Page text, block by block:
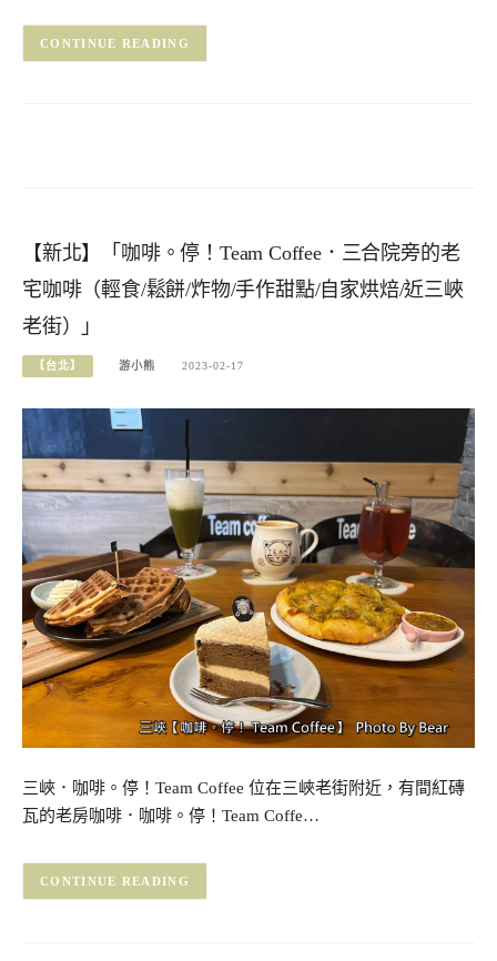
CONTINUE READING
【新北】「咖啡。停！Team Coffee．三合院旁的老
宅咖啡（輕食/鬆餅/炸物/手作甜點/自家烘焙/近三峽
老街）」
【台北】 游小熊 2023-02-17
三峽．咖啡。停！Team Coffee 位在三峽老街附近，有間紅磚
瓦的老房咖啡．咖啡。停！Team Coffe…
CONTINUE READING